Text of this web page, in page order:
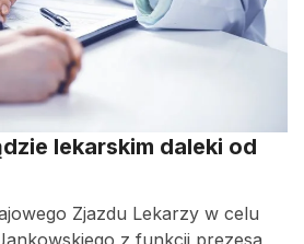
lekarskim daleki od
Zjazdu Lekarzy w celu
z funkcji prezesa